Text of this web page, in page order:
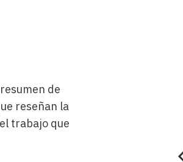
de
reseñan la
trabajo que
Magnifica profesional en Murcia,
especialista al 100% en el
Extraordinaria abogada y mejor